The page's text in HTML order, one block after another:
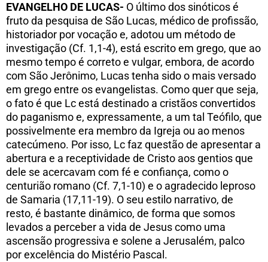
EVANGELHO DE LUCAS- O último dos sinóticos é
fruto da pesquisa de São Lucas, médico de profissão,
historiador por vocação e, adotou um método de
investigação (Cf. 1,1-4), está escrito em grego, que ao
mesmo tempo é correto e vulgar, embora, de acordo
com São Jerônimo, Lucas tenha sido o mais versado
em grego entre os evangelistas. Como quer que seja,
o fato é que Lc está destinado a cristãos convertidos
do paganismo e, expressamente, a um tal Teófilo, que
possivelmente era membro da Igreja ou ao menos
catecúmeno. Por isso, Lc faz questão de apresentar a
abertura e a receptividade de Cristo aos gentios que
dele se acercavam com fé e confiança, como o
centurião romano (Cf. 7,1-10) e o agradecido leproso
de Samaria (17,11-19). O seu estilo narrativo, de
resto, é bastante dinâmico, de forma que somos
levados a perceber a vida de Jesus como uma
ascensão progressiva e solene a Jerusalém, palco
por excelência do Mistério Pascal.